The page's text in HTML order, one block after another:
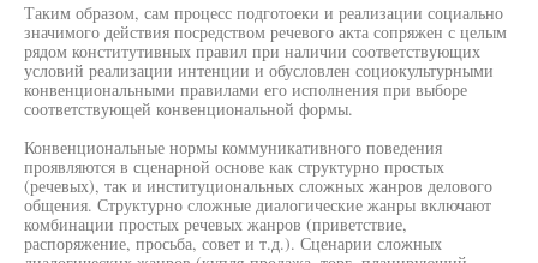
Таким образом, сам процесс подготоеки и реализации социально
значимого действия посредством речевого акта сопряжен с целым
рядом конститутивных правил при наличии соответствующих
условий реализации интенции и обусловлен социокультурными
конвенциональными правилами его исполнения при выборе
соответствующей конвенциональной формы.
Конвенциональные нормы коммуникативного поведения
проявляются в сценарной основе как структурно простых
(речевых), так и институциональных сложных жанров делового
общения. Структурно сложные диалогические жанры включают
комбинации простых речевых жанров (приветствие,
распоряжение, просьба, совет и т.д.). Сценарии сложных